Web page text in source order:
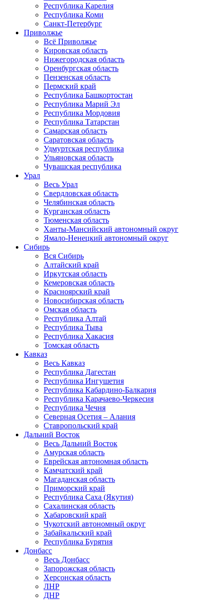
Республика Карелия
Республика Коми
Санкт-Петербург
Приволжье
Всё Приволжье
Кировская область
Нижегородская область
Оренбургская область
Пензенская область
Пермский край
Республика Башкортостан
Республика Марий Эл
Республика Мордовия
Республика Татарстан
Самарская область
Саратовская область
Удмуртская республика
Ульяновская область
Чувашская республика
Урал
Весь Урал
Свердловская область
Челябинская область
Курганская область
Тюменская область
Ханты-Мансийский автономный округ
Ямало-Ненецкий автономный округ
Сибирь
Вся Сибирь
Алтайский край
Иркутская область
Кемеровская область
Красноярский край
Новосибирская область
Омская область
Республика Алтай
Республика Тыва
Республика Хакасия
Томская область
Кавказ
Весь Кавказ
Республика Дагестан
Республика Ингушетия
Республика Кабардино-Балкария
Республика Карачаево-Черкесия
Республика Чечня
Северная Осетия – Алания
Ставропольский край
Дальний Восток
Весь Дальний Восток
Амурская область
Еврейская автономная область
Камчатский край
Магаданская область
Приморский край
Республика Саха (Якутия)
Сахалинская область
Хабаровский край
Чукотский автономный округ
Забайкальский край
Республика Бурятия
Донбасс
Весь Донбасс
Запорожская область
Херсонская область
ЛНР
ДНР